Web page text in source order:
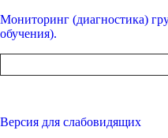
Мониторинг (диагностика)
обучения).
Версия для слабовидящих